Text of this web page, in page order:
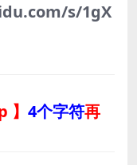
s/1gX
4个字符再